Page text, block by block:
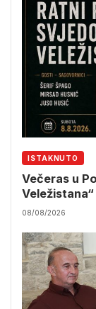
ISTAKNUTO
Večeras u
Veležistana“
08/08/2026